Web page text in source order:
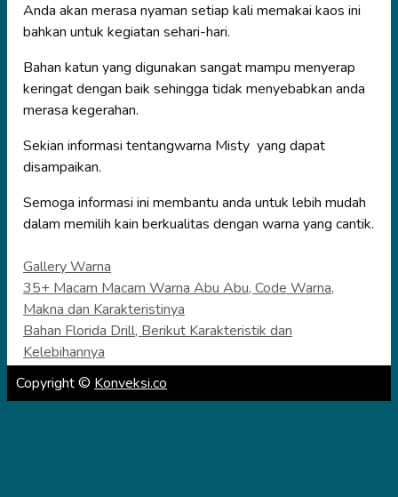
Anda akan merasa nyaman setiap kali memakai kaos ini
bahkan untuk kegiatan sehari-hari.
Bahan katun yang digunakan sangat mampu menyerap
keringat dengan baik sehingga tidak menyebabkan anda
merasa kegerahan.
Sekian informasi tentangwarna Misty yang dapat
disampaikan.
Semoga informasi ini membantu anda untuk lebih mudah
dalam memilih kain berkualitas dengan warna yang cantik.
Categories
Gallery Warna
35+ Macam Macam Warna Abu Abu, Code Warna,
Makna dan Karakteristinya
Bahan Florida Drill, Berikut Karakteristik dan
Kelebihannya
Copyright © Konveksi.co